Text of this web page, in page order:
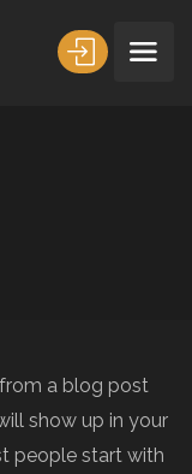
from a blog post
show up in your
people start with